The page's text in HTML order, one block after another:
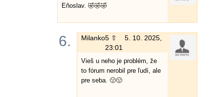
Eňoslav. 🤣🤣🤣
6. Milanko5 ⇧
5. 10. 2025,
23:01
Vieš u neho je problém, že
to fórum nerobil pre ľudí, ale
pre seba. 🤢🤢